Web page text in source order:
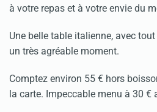
à votre repas et à votre envie du
Une belle table italienne, avec
un très agréable moment.
Comptez environ 55 € hors
la carte. Impeccable menu à 30 €